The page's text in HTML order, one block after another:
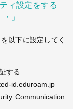
ティ設定をする
」
以下に設定してく
する
id.eduroam.jp
Communication